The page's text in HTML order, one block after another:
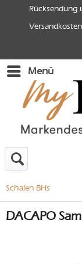
Rücksendung
Menü
Schalen BHs
DACAPO